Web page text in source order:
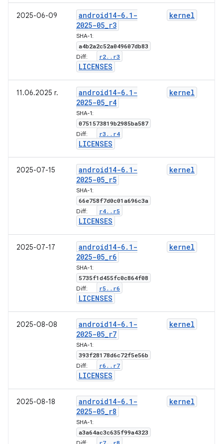
2025-06-09 android14-6. 1-
2025-05_r3
SHA-1:
a4b2a2c52a049607db83
Diff: r2. . r3
LICENSES
kernel
11.06.2025 r. android14-6. 1-
2025-05_r4
SHA-1:
0751573819b2985ba587
Diff: r3 . . r4
LICENSES
kernel
2025-07-15 android14-6. 1-
2025-05_r5
SHA-1:
66e758f7d0c01a696c3a
Diff: r4. . r5
LICENSES
kernel
2025-07-17 android14-6. 1-
2025-05_r6
SHA-1:
5735f1d455fc0c864f08
Diff: r5 . . r6
LICENSES
kernel
2025-08-08 android14-6. 1-
2025-05_r7
SHA-1:
393f28178d6c72f5e56b
Diff: r6 . . r7
LICENSES
kernel
2025-08-18 android14-6. 1-
2025-05_r8
SHA-1:
a3a64ac3c635f99a4323
kernel